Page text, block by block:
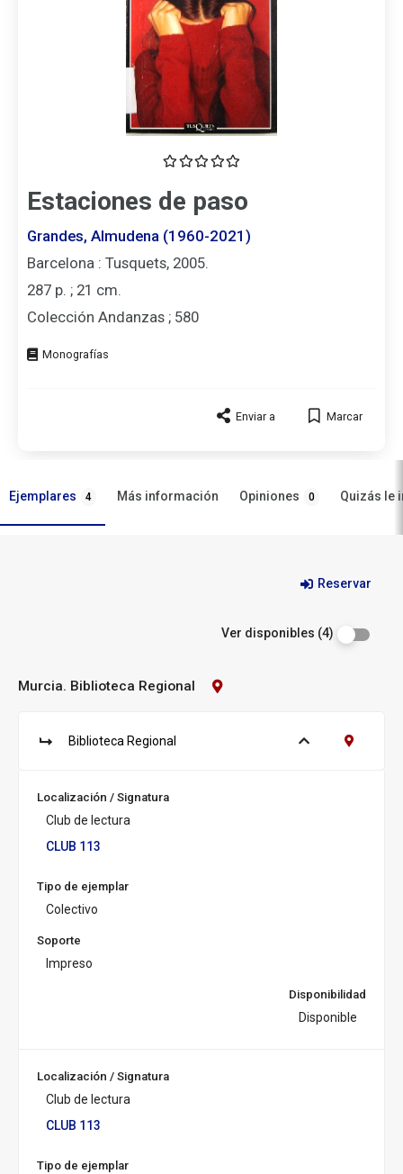
Estaciones de paso
Grandes, Almudena (1960-2021)
Barcelona : Tusquets, 2005.
287 p. ; 21 cm.
Colección Andanzas ; 580
Tipo
Enviar a Marcar
Ejemplares 4 Más información Opiniones 0 Quizás le
Reservar
Ver disponibles (4)
Biblioteca:
Murcia. Biblioteca Regional
Contacto
u
Biblioteca Regional Ver ejemplares
Contacto
Localización / Signatura
Club de lectura
CLUB 113
Tipo de ejemplar
Colectivo
Soporte
Impreso
Disponibilidad
Disponible
Localización / Signatura
Club de lectura
CLUB 113
Tipo de ejemplar